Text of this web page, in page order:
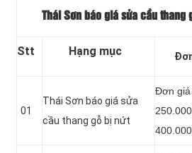
Thái Sơn báo giá sửa cầu thang
Stt Hạng mục
01
Thái Sơn báo giá sửa
cầu thang gỗ bị nứt
Đơn